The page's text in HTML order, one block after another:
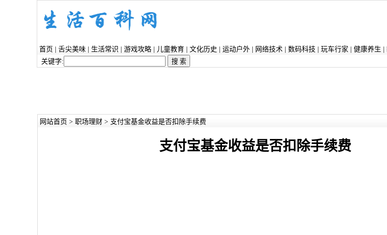
首页 舌尖美味| 生活常识 游戏攻略| 儿童教育| 文化历史 运动户外| 网络技术| 数码科技 玩车行家 健康养生
关键字:
网站首页 > 职场理财> 支付宝基金收益是否扣除手续费
支付宝基金收益是否扣除手续费